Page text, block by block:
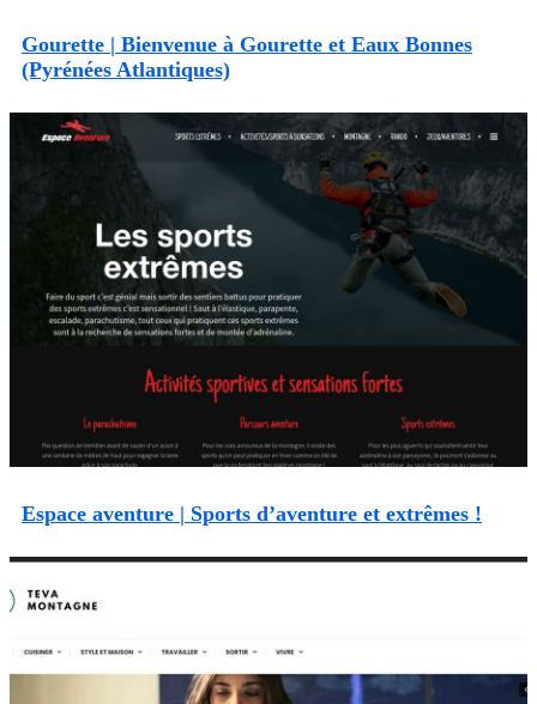
Gourette | Bienvenue à Gourette et Eaux Bonnes
(Pyrénées Atlantiques)
Espace aventure | Sports d’aventure et extrêmes !